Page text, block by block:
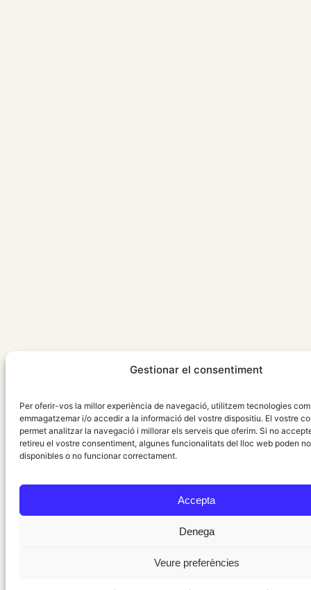
Gestionar el consentiment
Per oferir-vos la millor experiència de navegació, utilitzem tecnologies
emmagatzemar i/o accedir a la informació del vostre dispositiu. El vostre
permet analitzar la navegació i millorar els serveis que oferim. Si no
retireu el vostre consentiment, algunes funcionalitats del lloc web poden
disponibles o no funcionar correctament.
Accepta
Denega
Veure preferències